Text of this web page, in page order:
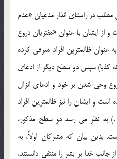
در راستاي انذار مدعيان «عدم
از ايشان با عنوان «مفتريان دروغ
عنوان ظالمترين افراد معرفي کرده
کذبا) سپس دو سطح ديگر از ادعاي
وحي شدن بر خود و ادعاي انزال
و ايشان را نيز ظالمترين افراد
به نظر مي رسد دو سطح مذکور،
بدين بيان که مشرکان اولاً، به
جانب خدا بر بشر را منتفي دانستند،